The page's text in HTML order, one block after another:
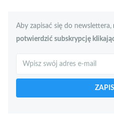
Aby zapisać się do newslettera,
potwierdzić subskrypcję
Szukaj